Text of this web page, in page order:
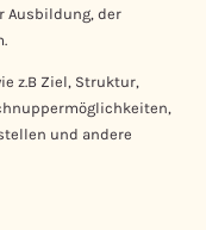
Ausbildung, der
z.B Ziel, Struktur,
und andere